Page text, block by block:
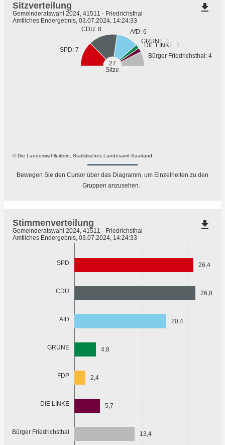
27
Sitze
SPD: 7
CDU: 8 AfD: 6
GRÜNE: 1
DIE LINKE: 1
Bürger Friedrichsthal: 4
© Die Landeswahlleiterin, Statistisches Landesamt Saarland
Sitzverteilung
Gemeinderatswahl 2024, 41511 - Friedrichsthal
Amtliches Endergebnis, 03.07.2024, 14:24:33
file_download
Bewegen Sie den Cursor über das Diagramm, um Einzelheiten zu den
Gruppen anzusehen.
SPD
CDU
AfD
GRÜNE
FDP
DIE LINKE
Bürger Friedrichsthal
26,4
26,8
20,4
4,8
2,4
5,7
13,4
Stimmenverteilung
Gemeinderatswahl 2024, 41511 - Friedrichsthal
Amtliches Endergebnis, 03.07.2024, 14:24:33
file_download